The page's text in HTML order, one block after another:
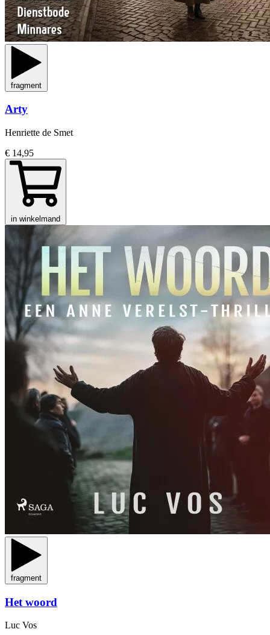
fragment
Arty
Henriette de Smet
€ 14,95
in winkelmand
fragment
Het woord
Luc Vos